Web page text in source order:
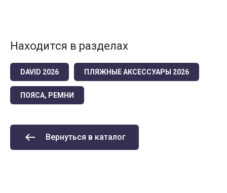
Находится в разделах
DAVID 2026 ПЛЯЖНЫЕ АКСЕССУАРЫ 2026
ПОЯСА, РЕМНИ
Вернуться в каталог